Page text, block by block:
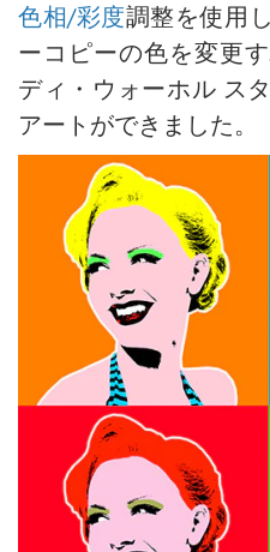
色相/彩度調整を使用
ーコピーの色を変更
ディ・ウォーホル ス
アートができました。